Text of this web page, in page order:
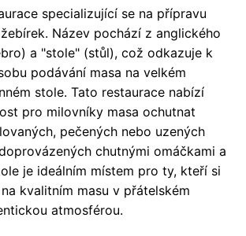
specializující se na přípravu
Název pochází z anglického
a "stole" (stůl), což odkazuje k
podávání masa na velkém
stole. Tato restaurace nabízí
pro milovníky masa ochutnat
pečených nebo uzených
chutnými omáčkami a
je ideálním místem pro ty, kteří si
kvalitním masu v přátelském
atmosférou.